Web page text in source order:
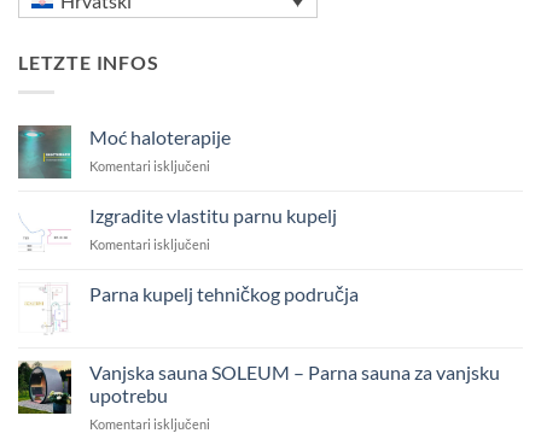
LETZTE INFOS
Moć haloterapije
Komentari isključeni
Izgradite vlastitu parnu kupelj
Komentari isključeni
vlastitu
parnu
Parna kupelj tehničkog područja
Parna
kupelj
tehničkog
područja
Vanjska sauna SOLEUM – Parna sauna za vanjsku
upotrebu
Komentari isključeni